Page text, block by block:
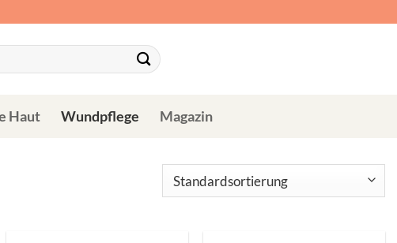
Haut Wundpflege Magazin